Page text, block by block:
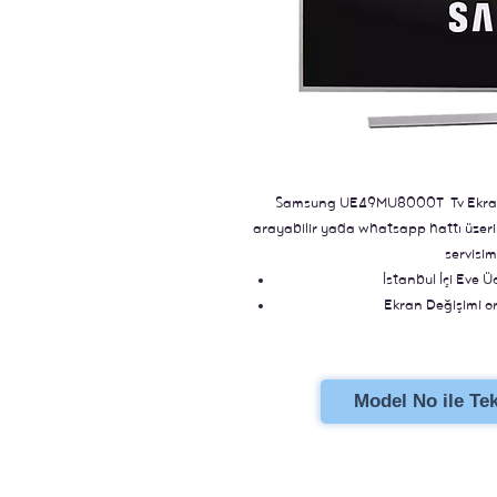
Samsung UE49MU8000T Tv
arayabilir yada whatsapp hattı
İstanbul İçi Eve
Ekran Değişimi
Model No ile